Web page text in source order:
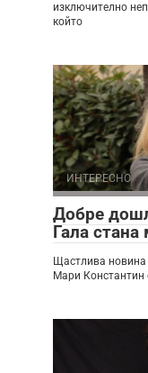
изключително
който
ИНТЕРЕСНО
Добре
Гала
Щастлива новина
Мари Константин